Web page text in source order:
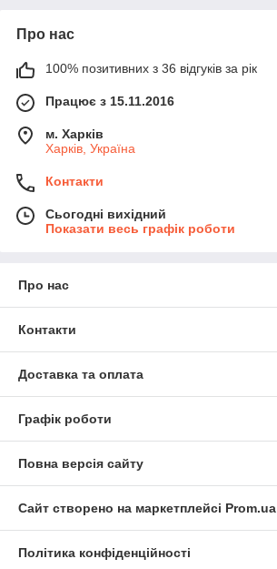
Про нас
100% позитивних з 36 відгуків за рік
Працює з 15.11.2016
м. Харків
Харків, Україна
Контакти
Сьогодні вихідний
Показати весь графік роботи
Про нас
Контакти
Доставка та оплата
Графік роботи
Повна версія сайту
Сайт створено на маркетплейсі Prom.ua
Політика конфіденційності